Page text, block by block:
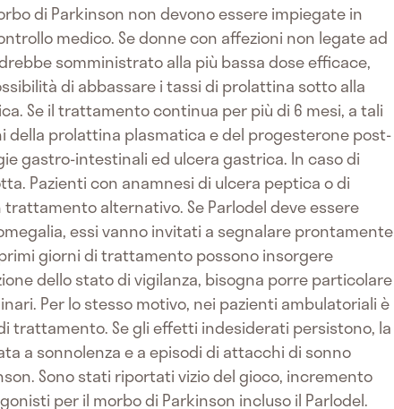
di Parkinson non devono essere impiegate in
medico. Se donne con affezioni non legate ad
somministrato alla più bassa dose efficace,
di abbassare i tassi di prolattina sotto alla
Se il trattamento continua per più di 6 mesi, a tali
prolattina plasmatica e del progesterone post-
gastro-intestinali ed ulcera gastrica. In caso di
Pazienti con anamnesi di ulcera peptica o di
alternativo. Se Parlodel deve essere
essi vanno invitati a segnalare prontamente
giorni di trattamento possono insorgere
dello stato di vigilanza, bisogna porre particolare
Per lo stesso motivo, nei pazienti ambulatoriali è
trattamento. Se gli effetti indesiderati persistono, la
a sonnolenza e a episodi di attacchi di sonno
Sono stati riportati vizio del gioco, incremento
per il morbo di Parkinson incluso il Parlodel.